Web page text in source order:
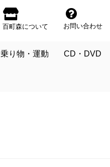
百町森について お問い合わせ
乗り物・運動 CD・DVD